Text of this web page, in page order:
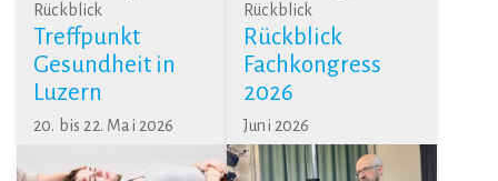
Rückblick
Treffpunkt
Gesundheit in
Luzern
20. bis 22. Mai 2026
Rückblick
Rückblick
Fachkongress
2026
Juni 2026